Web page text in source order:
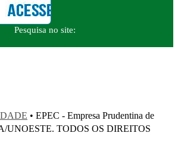
Pesquisa no site:
• EPEC - Empresa Prudentina de
UNOESTE. TODOS OS DIREITOS